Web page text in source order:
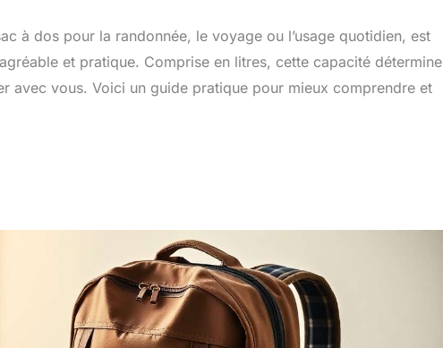
à dos pour la randonnée, le voyage ou l’usage quotidien, est
et pratique. Comprise en litres, cette capacité détermine
avec vous. Voici un guide pratique pour mieux comprendre et